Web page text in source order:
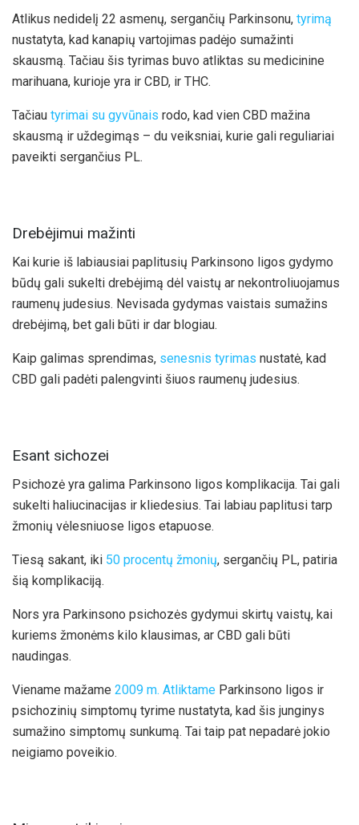
Atlikus nedidelį 22 asmenų, sergančių Parkinsonu, tyrimą
nustatyta, kad kanapių vartojimas padėjo sumažinti
skausmą. Tačiau šis tyrimas buvo atliktas su medicinine
marihuana, kurioje yra ir CBD, ir THC.
Tačiau tyrimai su gyvūnais rodo, kad vien CBD mažina
skausmą ir uždegimąs – du veiksniai, kurie gali reguliariai
paveikti sergančius PL.
Drebėjimui mažinti
Kai kurie iš labiausiai paplitusių Parkinsono ligos gydymo
būdų gali sukelti drebėjimą dėl vaistų ar nekontroliuojamus
raumenų judesius. Nevisada gydymas vaistais sumažins
drebėjimą, bet gali būti ir dar blogiau.
Kaip galimas sprendimas, senesnis tyrimas nustatė, kad
CBD gali padėti palengvinti šiuos raumenų judesius.
Esant sichozei
Psichozė yra galima Parkinsono ligos komplikacija. Tai gali
sukelti haliucinacijas ir kliedesius. Tai labiau paplitusi tarp
žmonių vėlesniuose ligos etapuose.
Tiesą sakant, iki 50 procentų žmonių, sergančių PL, patiria
šią komplikaciją.
Nors yra Parkinsono psichozės gydymui skirtų vaistų, kai
kuriems žmonėms kilo klausimas, ar CBD gali būti
naudingas.
Viename mažame 2009 m. Atliktame Parkinsono ligos ir
psichozinių simptomų tyrime nustatyta, kad šis junginys
sumažino simptomų sunkumą. Tai taip pat nepadarė jokio
neigiamo poveikio.